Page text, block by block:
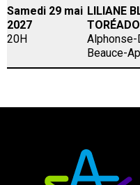
Samedi 29 mai
2027
20H
LILIANE
Alphonse-
Beauce-